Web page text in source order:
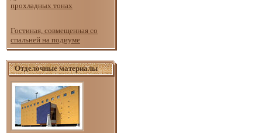
прохладных тонах
Гостиная, совмещенная со
спальней на подиуме
Отделочные материалы